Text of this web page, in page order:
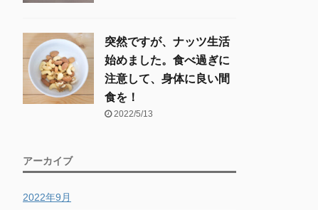
突然ですが、ナッツ生活
始めました。食べ過ぎに
注意して、身体に良い間
食を！
2022/5/13
アーカイブ
2022年9月